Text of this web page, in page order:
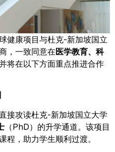
健康项目与杜克-新加坡国立
，一致同意在医学教育、科
将在以下方面重点推进合作
接攻读杜克-新加坡国立大学
（PhD）的升学通道。该项目
程，助力学生顺利过渡。